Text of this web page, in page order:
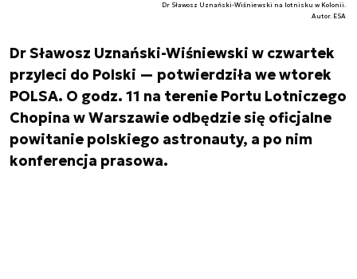
Dr Sławosz Uznański-Wiśniewski na lotnisku w Kolonii.
Autor. ESA
Dr Sławosz Uznański-Wiśniewski w czwartek
przyleci do Polski — potwierdziła we wtorek
POLSA. O godz. 11 na terenie Portu Lotniczego
Chopina w Warszawie odbędzie się oficjalne
powitanie polskiego astronauty, a po nim
konferencja prasowa.